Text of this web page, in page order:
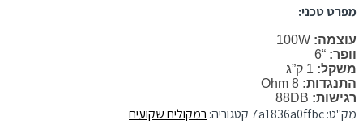
מפרט טכני:
עוצמה:100W
וופר:“6
משקל:1 ק”ג
התנגדות:8 Ohm
רגישות:88DB
מק"ט:7a1836a0ffbcקטגוריה:רמקולים שקועים